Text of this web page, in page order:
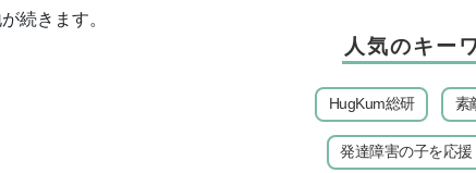
続きます。
人気のキー
HugKum総研 素
発達障害の子を応援